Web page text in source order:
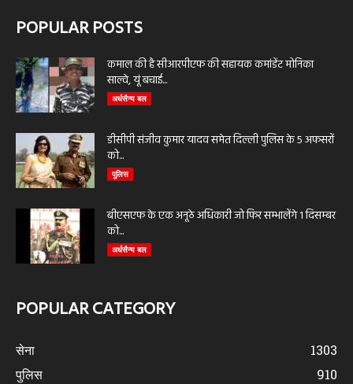
POPULAR POSTS
कमाल की है सीआरपीएफ की सहायक कमांडेंट मोनिका
साल्वे, यूं बचाई...
अर्धसैन्य बल
डीसीपी संजीव कुमार यादव समेत दिल्ली पुलिस के 5 अफसरों
को...
पुलिस
बीएसएफ के एक अनूठे अधिकारी जो फिर सम्भालेंगे 1 दिसम्बर
को...
अर्धसैन्य बल
POPULAR CATEGORY
सेना
1303
पुलिस
910